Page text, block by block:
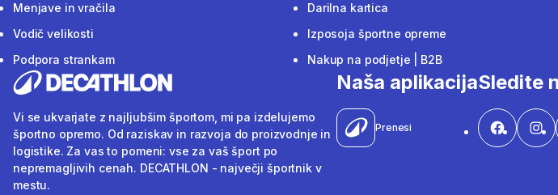
Menjave in vračila
Vodič velikosti
Podpora strankam
Darilna kartica
Izposoja športne opreme
Nakup na podjetje | B2B
Vi se ukvarjate z najljubšim športom, mi pa izdelujemo
športno opremo. Od raziskav in razvoja do proizvodnje in
logistike. Za vas to pomeni: vse za vaš šport po
nepremagljivih cenah. DECATHLON - največji športnik v
mestu.
Naša aplikacija
Prenesi
Sledite